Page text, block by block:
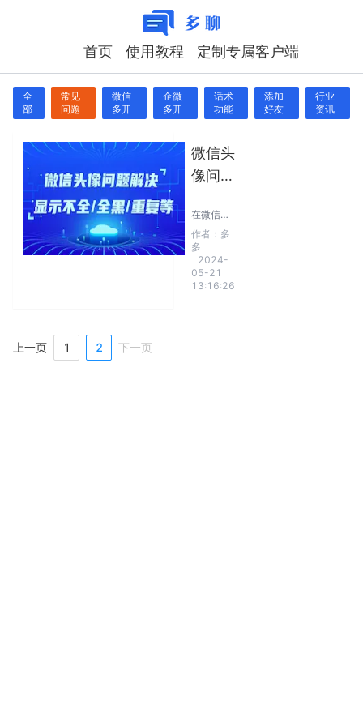
首页 使用教程 定制专属客户端
全
部
常见
问题
微信
多开
企微
多开
话术
功能
添加
好友
行业
资讯
微信头
像问
示不
全/全
黑/重
复等问
在微信多
开过程
中，由于
电脑系统
储存位置
原因，可
能会遇到
作者： 多
多
2024-
05-21
13:16:26
上一页 1 2 下一页